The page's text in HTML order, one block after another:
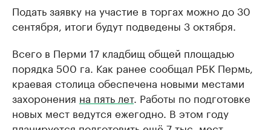
Подать заявку на участие в торгах можно до 30
сентября, итоги будут подведены 3 октября.
Всего в Перми 17 кладбищ общей площадью
порядка 500 га. Как ранее сообщал РБК Пермь,
краевая столица обеспечена новыми местами
захоронения на пять лет. Работы по подготовке
новых мест ведутся ежегодно. В этом году